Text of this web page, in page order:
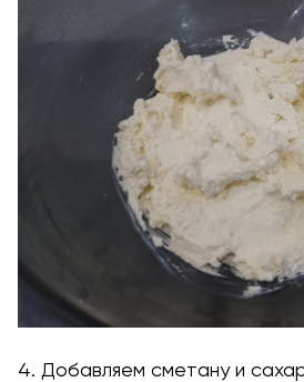
4. Добавляем сметану и